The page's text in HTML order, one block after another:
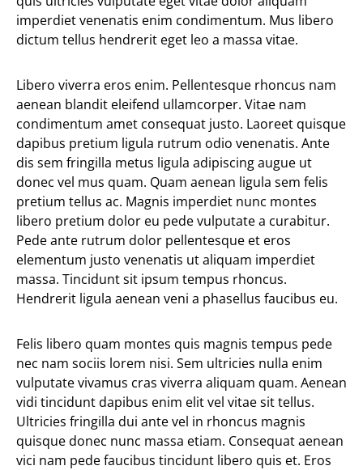
imperdiet venenatis enim condimentum. Mus libero
dictum tellus hendrerit eget leo a massa vitae.
Libero viverra eros enim. Pellentesque rhoncus nam
aenean blandit eleifend ullamcorper. Vitae nam
condimentum amet consequat justo. Laoreet quisque
dapibus pretium ligula rutrum odio venenatis. Ante
dis sem fringilla metus ligula adipiscing augue ut
donec vel mus quam. Quam aenean ligula sem felis
pretium tellus ac. Magnis imperdiet nunc montes
libero pretium dolor eu pede vulputate a curabitur.
Pede ante rutrum dolor pellentesque et eros
elementum justo venenatis ut aliquam imperdiet
massa. Tincidunt sit ipsum tempus rhoncus.
Hendrerit ligula aenean veni a phasellus faucibus eu.
Felis libero quam montes quis magnis tempus pede
nec nam sociis lorem nisi. Sem ultricies nulla enim
vulputate vivamus cras viverra aliquam quam. Aenean
vidi tincidunt dapibus enim elit vel vitae sit tellus.
Ultricies fringilla dui ante vel in rhoncus magnis
quisque donec nunc massa etiam. Consequat aenean
vici nam pede faucibus tincidunt libero quis et. Eros